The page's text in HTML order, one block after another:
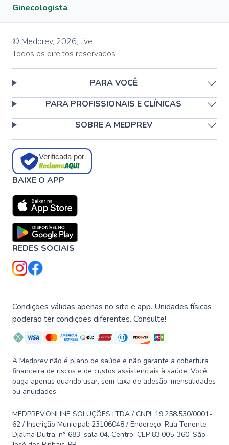
Ginecologista
© Medprev, 2026, live
Todos os direitos reservados
PARA VOCÊ
PARA PROFISSIONAIS E CLÍNICAS
SOBRE A MEDPREV
Verificada por
BAIXE O APP
REDES SOCIAIS
Condições válidas apenas no site e app. Unidades físicas
poderão ter condições diferentes. Consulte!
A Medprev não é plano de saúde e não garante a cobertura
financeira de riscos e de custos assistenciais à saúde. Você
paga apenas quando usar, sem taxa de adesão, mensalidades
ou anuidades.
MEDPREV.ONLINE SOLUÇÕES LTDA / CNPJ: 19.258.530/0001-
62 / Inscrição Municipal: 23106048 / Endereço: Rua Tenente
Djalma Dutra, n° 683, sala 04, Centro, CEP 83.005-360, São